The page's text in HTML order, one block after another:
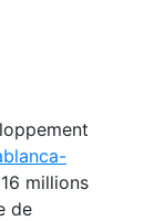
millions
de